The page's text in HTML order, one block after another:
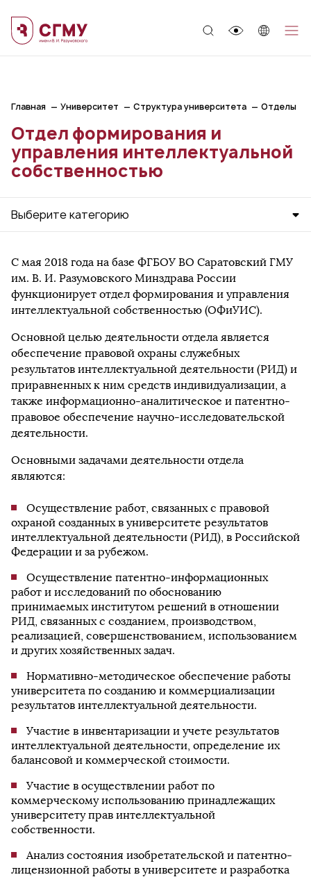
Главная Университет Структура университета Отделы
Отдел формирования и
управления интеллектуальной
собственностью
Выберите категорию
С мая 2018 года на базе ФГБОУ ВО Саратовский ГМУ
им. В. И. Разумовского Минздрава России
функционирует отдел формирования и управления
интеллектуальной собственностью (ОФиУИС).
Основной целью деятельности отдела является
обеспечение правовой охраны служебных
результатов интеллектуальной деятельности (РИД) и
приравненных к ним средств индивидуализации, а
также информационно-аналитическое и патентно-
правовое обеспечение научно-исследовательской
деятельности.
Основными задачами деятельности отдела
являются:
Осуществление работ, связанных с правовой
охраной созданных в университете результатов
интеллектуальной деятельности (РИД), в Российской
Федерации и за рубежом.
Осуществление патентно-информационных
работ и исследований по обоснованию
принимаемых институтом решений в отношении
РИД, связанных с созданием, производством,
реализацией, совершенствованием, использованием
и других хозяйственных задач.
Нормативно-методическое обеспечение работы
университета по созданию и коммерциализации
результатов интеллектуальной деятельности.
Участие в инвентаризации и учете результатов
интеллектуальной деятельности, определение их
балансовой и коммерческой стоимости.
Участие в осуществлении работ по
коммерческому использованию принадлежащих
университету прав интеллектуальной
собственности.
Анализ состояния изобретательской и патентно-
лицензионной работы в университете и разработка